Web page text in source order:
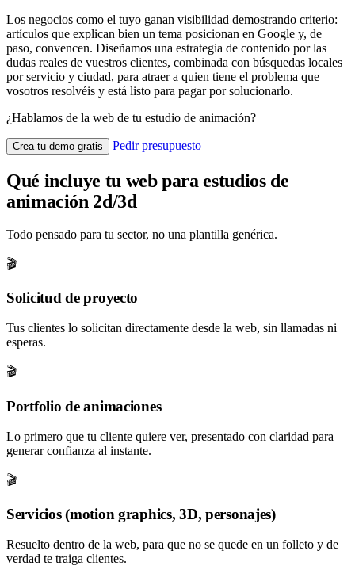
Los negocios como el tuyo ganan visibilidad demostrando criterio:
artículos que explican bien un tema posicionan en Google y, de
paso, convencen. Diseñamos una estrategia de contenido por las
dudas reales de vuestros clientes, combinada con búsquedas locales
por servicio y ciudad, para atraer a quien tiene el problema que
vosotros resolvéis y está listo para pagar por solucionarlo.
¿Hablamos de la web de tu estudio de animación?
Crea tu demo gratis Pedir presupuesto
Qué incluye tu web para estudios de
animación 2d/3d
Todo pensado para tu sector, no una plantilla genérica.
🎬
Solicitud de proyecto
Tus clientes lo solicitan directamente desde la web, sin llamadas ni
esperas.
🎬
Portfolio de animaciones
Lo primero que tu cliente quiere ver, presentado con claridad para
generar confianza al instante.
🎬
Servicios (motion graphics, 3D, personajes)
Resuelto dentro de la web, para que no se quede en un folleto y de
verdad te traiga clientes.